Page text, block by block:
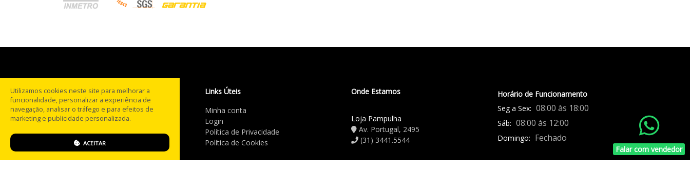
Com mais de 20 anos na
se referência no segmento de
pneus multimarcas em MG.
Links Úteis
Minha conta
Login
Política de Privacidade
Política de Cookies
Onde Estamos
Loja Pampulha
Av. Portugal, 2495
(31) 3441.5544
Horário de Funcionamento
Seg a Sex: 08:00 às 18:00
Sáb: 08:00 às 12:00
Domingo: Fechado
Utilizamos cookies neste site para melhorar a
funcionalidade, personalizar a experiência de
navegação, analisar o tráfego e para efeitos de
marketing e publicidade personalizada.
ACEITAR
Falar com vendedor